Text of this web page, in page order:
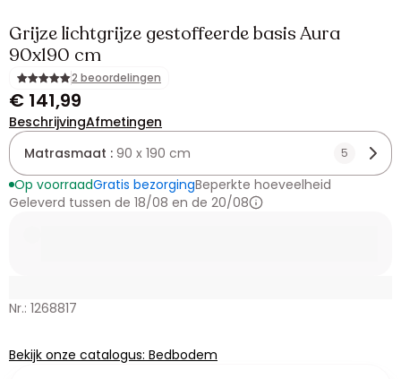
Grijze lichtgrijze gestoffeerde basis Aura
90x190 cm
2 beoordelingen
€ 141,99
BeschrijvingAfmetingen
Matrasmaat : 90 x 190 cm 5
Op voorraadGratis bezorgingBeperkte hoeveelheid
Geleverd tussen de 18/08 en de 20/08
Nr.: 1268817
Bekijk onze catalogus: Bedbodem